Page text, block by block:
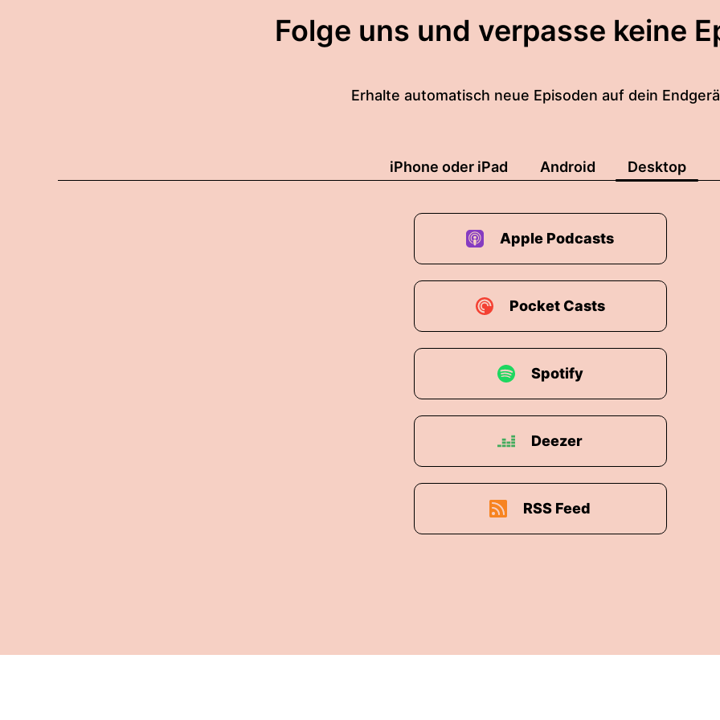
Folge uns und verpasse keine
Erhalte automatisch neue Episoden auf dein
iPhone oder iPad Android Desktop
Apple Podcasts
Pocket Casts
Spotify
Deezer
RSS Feed